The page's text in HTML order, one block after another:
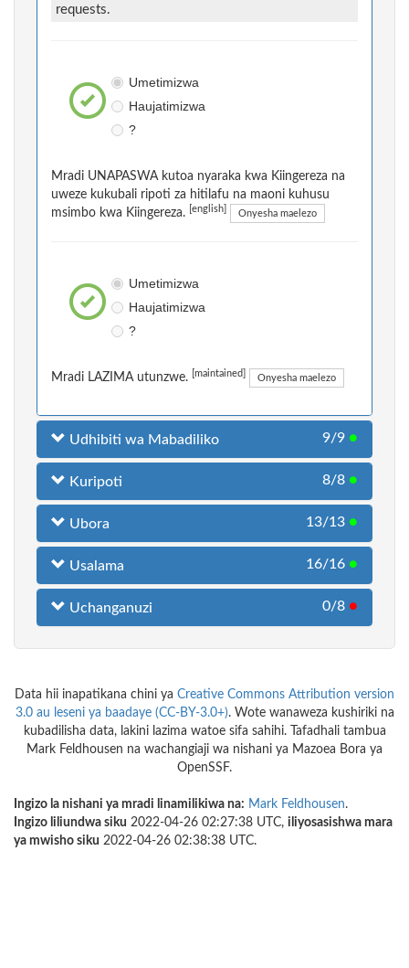
requests.
Umetimizwa
Haujatimizwa
?
Mradi UNAPASWA kutoa nyaraka kwa Kiingereza na
uweze kukubali ripoti za hitilafu na maoni kuhusu
msimbo kwa Kiingereza.
[english] Onyesha maelezo
Umetimizwa
Haujatimizwa
?
Mradi LAZIMA utunzwe. [maintained] Onyesha maelezo
Udhibiti wa Mabadiliko 9/9 ●
Kuripoti 8/8 ●
Ubora 13/13 ●
Usalama 16/16 ●
Uchanganuzi 0/8 ●
Data hii inapatikana chini ya Creative Commons Attribution version
3.0 au leseni ya baadaye (CC-BY-3.0+). Wote wanaweza kushiriki na
kubadilisha data, lakini lazima watoe sifa sahihi. Tafadhali tambua
Mark Feldhousen na wachangiaji wa nishani ya Mazoea Bora ya
OpenSSF.
Ingizo la nishani ya mradi linamilikiwa na: Mark Feldhousen.
Ingizo liliundwa siku 2022-04-26 02:27:38 UTC, iliyosasishwa mara
ya mwisho siku 2022-04-26 02:38:38 UTC.